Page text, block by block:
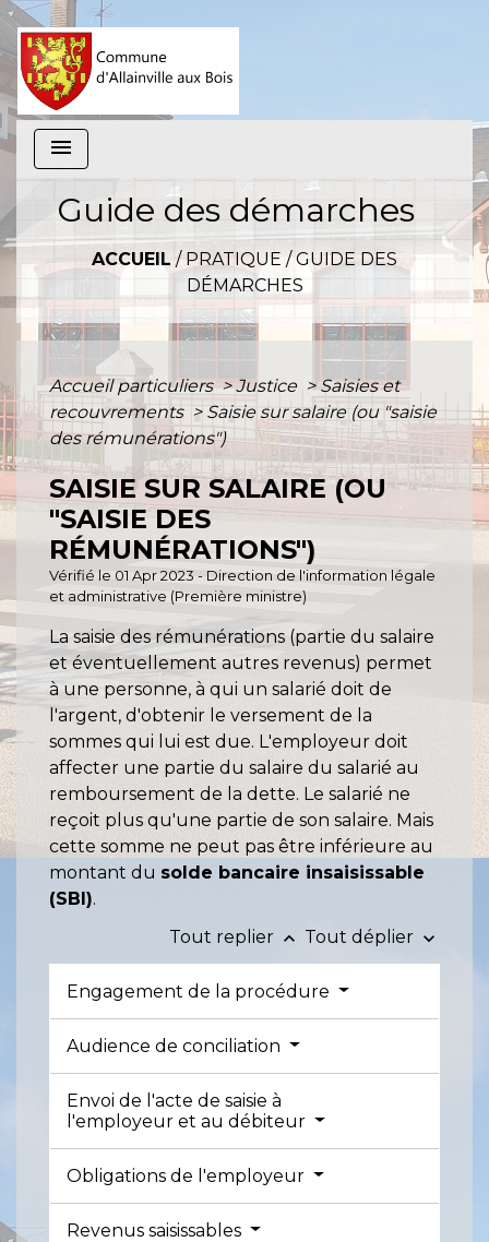
menu
Guide des démarches
ACCUEIL /PRATIQUE /GUIDE DES
DÉMARCHES
Accueil particuliers> Justice > Saisies et
recouvrements > Saisie sur salaire (ou "saisie
des rémunérations")
SAISIE SUR SALAIRE (OU
"SAISIE DES
RÉMUNÉRATIONS")
Vérifié le 01 Apr 2023 - Direction de l'information légale
et administrative (Première ministre)
La saisie des rémunérations (partie du salaire
et éventuellement autres revenus) permet
à une personne, à qui un salarié doit de
l'argent, d'obtenir le versement de la
sommes qui lui est due. L'employeur doit
affecter une partie du salaire du salarié au
remboursement de la dette. Le salarié ne
reçoit plus qu'une partie de son salaire. Mais
cette somme ne peut pas être inférieure au
montant du solde bancaire insaisissable
(SBI).
Tout replier keyboard_arrow_up Tout déplier keyboard_arrow_down
Engagement de la procédure
Audience de conciliation
Envoi de l'acte de saisie à
l'employeur et au débiteur
Obligations de l'employeur
Revenus saisissables